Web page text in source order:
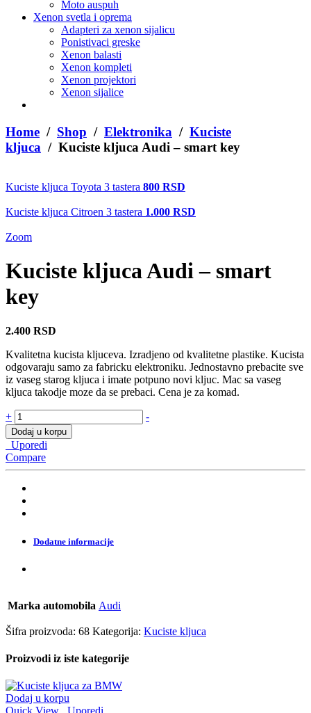
Moto auspuh
Xenon svetla i oprema
Adapteri za xenon sijalicu
Ponistivaci greske
Xenon balasti
Xenon kompleti
Xenon projektori
Xenon sijalice
Home / Shop / Elektronika / Kuciste
kljuca / Kuciste kljuca Audi – smart key
Kuciste kljuca Toyota 3 tastera 800 RSD
Kuciste kljuca Citroen 3 tastera 1.000 RSD
Zoom
Kuciste kljuca Audi – smart
key
2.400 RSD
Kvalitetna kucista kljuceva. Izradjeno od kvalitetne plastike. Kucista
odgovaraju samo za fabricku elektroniku. Jednostavno prebacite sve
iz vaseg starog kljuca i imate potpuno novi kljuc. Mac sa vaseg
kljuca takodje moze da se prebaci. Cena je za komad.
Kuciste
kljuca
Audi
-
smart
quantity
+ -
Dodaj u korpu
Uporedi
Compare
Dodatne informacije
Marka automobila Audi
Šifra proizvoda: 68 Kategorija: Kuciste kljuca
Proizvodi iz iste kategorije
Dodaj u korpu